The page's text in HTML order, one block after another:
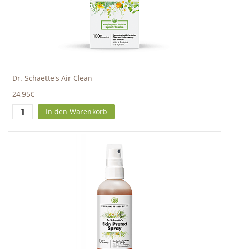
Dr. Schaette's Air Clean
24,95€
In den Warenkorb